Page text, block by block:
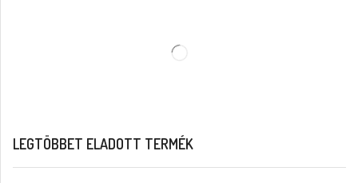
LEGTÖBBET ELADOTT TERMÉK